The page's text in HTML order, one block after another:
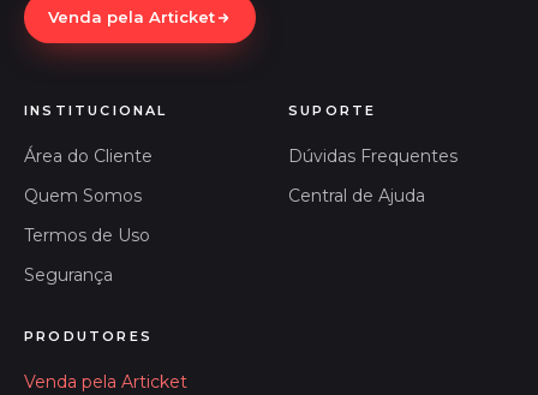
Venda pela Articket
INSTITUCIONAL
Área do Cliente
Quem Somos
Termos de Uso
Segurança
SUPORTE
Dúvidas Frequentes
Central de Ajuda
PRODUTORES
Venda pela Articket